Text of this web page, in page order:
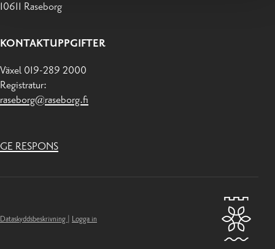
10611 Raseborg
KONTAKTUPPGIFTER
Växel 019-289 2000
Registratur:
raseborg@raseborg.fi
GE RESPONS
Dataskyddsbeskrivning Logga in